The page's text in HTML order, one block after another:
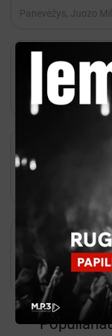
Panevėžys, Juozo
Kakava
Gruodis 03 - 18:00
PETUNIJA //
Panevėžys,
Spalvingiausias
Panevėžys,
Lapkritis 27 -
PMT | Šventinis
Panevėžys,